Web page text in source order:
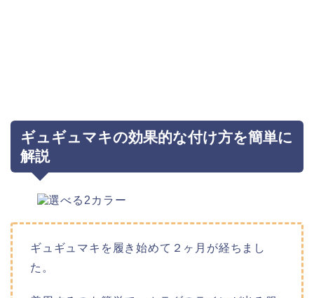
ギュギュマキの効果的な付け方を簡単に
解説
ギュギュマキを履き始めて２ヶ月が経ちまし
た。